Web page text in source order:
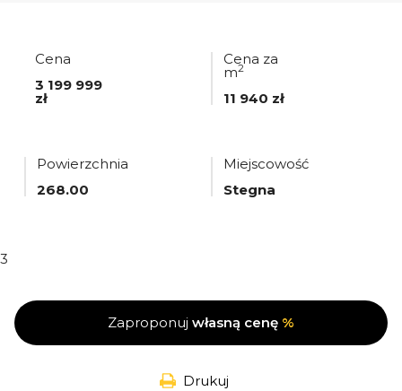
Cena
3 199 999
zł
Cena za
m2
11 940 zł
Powierzchnia
268.00
Miejscowość
Stegna
3
Zaproponuj własną cenę %
Drukuj